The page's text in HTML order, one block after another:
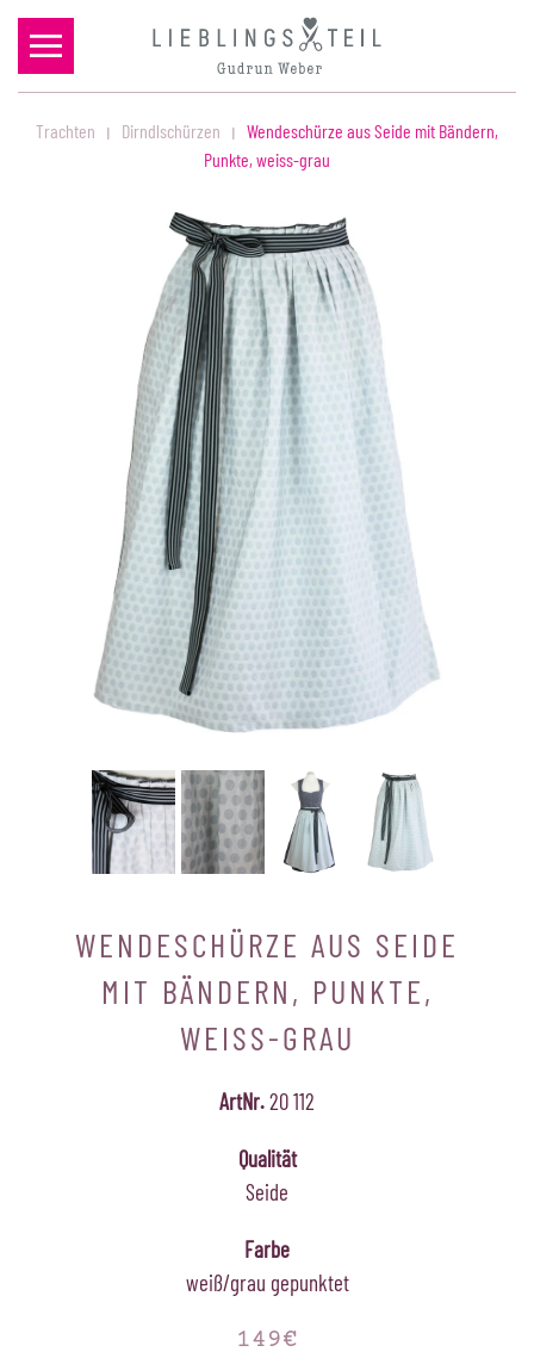
Zum Hauptinhalt springen
Trachten Dirndlschürzen
Wendeschürze aus Seide mit Bändern,
Punkte, weiss-grau
WENDESCHÜRZE AUS SEIDE
MIT BÄNDERN, PUNKTE,
WEISS-GRAU
ArtNr.20 112
Qualität
Seide
Farbe
weiß/grau gepunktet
149€